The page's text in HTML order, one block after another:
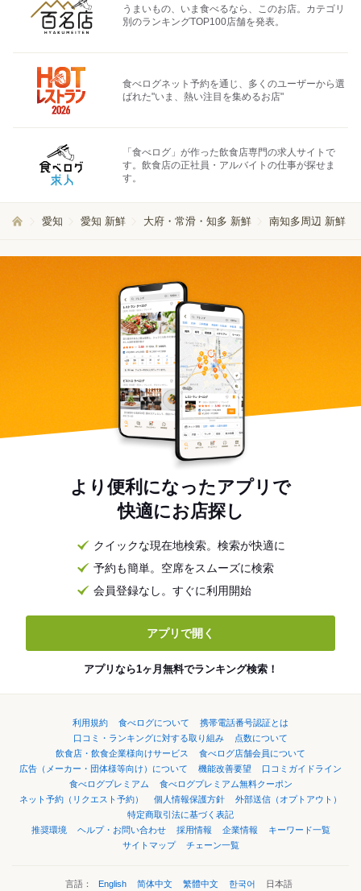
うまいもの、いま食べるなら、このお店。カテゴリ
別のランキングTOP100店舗を発表。
食べログネット予約を通じ、多くのユーザーから選
ばれた"いま、熱い注目を集めるお店"
「食べログ」が作った飲食店専門の求人サイトで
す。飲食店の正社員・アルバイトの仕事が探せま
す。
愛知 愛知 新鮮 大府・常滑・知多 新鮮 南知多周辺 新鮮
より便利になったアプリで
快適にお店探し
クイックな現在地検索。検索が快適に
予約も簡単。空席をスムーズに検索
会員登録なし。すぐに利用開始
アプリで開く
アプリなら1ヶ月無料でランキング検索！
利用規約 食べログについて
携帯電話番号認証とは
口コミ・ランキングに対する取り組み
点数について
飲食店・飲食企業様向けサービス
食べログ店舗会員について
広告（メーカー・団体様等向け）について
機能改善要望
口コミガイドライン
食べログプレミアム
食べログプレミアム無料クーポン
ネット予約（リクエスト予約）
個人情報保護方針
外部送信（オプトアウト）
特定商取引法に基づく表記
推奨環境
ヘルプ・お問い合わせ 採用情報 企業情報
キーワード一覧
サイトマップ
チェーン一覧
言語： English 简体中文 繁體中文 한국어 日本語